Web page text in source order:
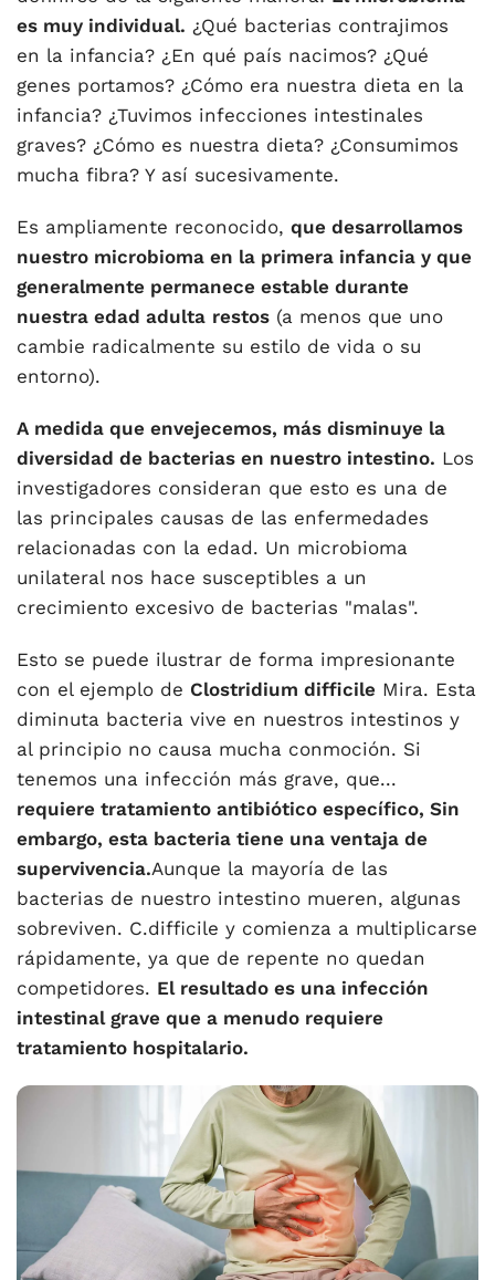
es muy individual. ¿Qué bacterias contrajimos
en la infancia? ¿En qué país nacimos? ¿Qué
genes portamos? ¿Cómo era nuestra dieta en la
infancia? ¿Tuvimos infecciones intestinales
graves? ¿Cómo es nuestra dieta? ¿Consumimos
mucha fibra? Y así sucesivamente.
Es ampliamente reconocido, que desarrollamos
nuestro microbioma en la primera infancia y que
generalmente permanece estable durante
nuestra edad adulta restos (a menos que uno
cambie radicalmente su estilo de vida o su
entorno).
A medida que envejecemos, más disminuye la
diversidad de bacterias en nuestro intestino. Los
investigadores consideran que esto es una de
las principales causas de las enfermedades
relacionadas con la edad. Un microbioma
unilateral nos hace susceptibles a un
crecimiento excesivo de bacterias "malas".
Esto se puede ilustrar de forma impresionante
con el ejemplo de Clostridium difficile Mira. Esta
diminuta bacteria vive en nuestros intestinos y
al principio no causa mucha conmoción. Si
tenemos una infección más grave, que...
requiere tratamiento antibiótico específico, Sin
embargo, esta bacteria tiene una ventaja de
supervivencia.Aunque la mayoría de las
bacterias de nuestro intestino mueren, algunas
sobreviven. C.difficile y comienza a multiplicarse
rápidamente, ya que de repente no quedan
competidores. El resultado es una infección
intestinal grave que a menudo requiere
tratamiento hospitalario.